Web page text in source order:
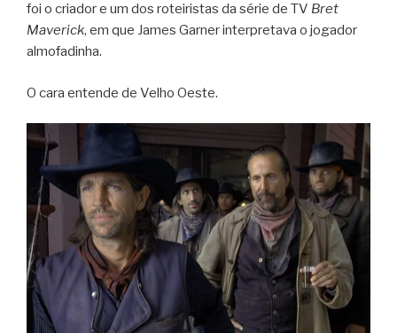
foi o criador e um dos roteiristas da série de TV Bret
Maverick, em que James Garner interpretava o jogador
almofadinha.
O cara entende de Velho Oeste.